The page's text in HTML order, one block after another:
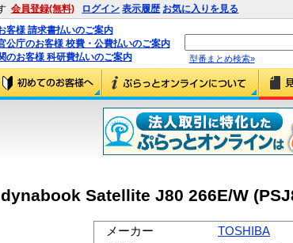
会員登録(無料) ログイン 表示履歴 お気に入りを見る
客様 請求書払いのご案内
公庁のお客様 校費・公費払いのご案内
のお客様 科研費払いのご案内
型番まとめ検索»
Satellite J80 266E/W
メーカー
TOSHIBA